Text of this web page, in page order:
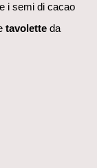
i semi di cacao
tavolette da